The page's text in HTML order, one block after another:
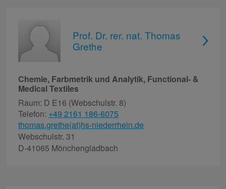
Prof. Dr. rer. nat. Thomas
Grethe
Chemie, Farbmetrik und Analytik, Functional- &
Medical Textiles
Raum: D E16 (Webschulstr. 8)
Telefon: +49 2161 186-6075
thomas.grethe(at)hs-niederrhein.de
Webschulstr. 31
D-41065 Mönchengladbach